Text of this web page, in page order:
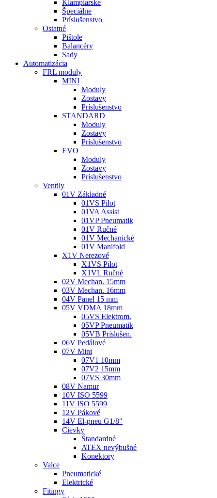
Klampiarske
Špeciálne
Príslušenstvo
Ostatné
Pištole
Balancéry
Sady
Automatizácia
FRL moduly
MINI
Moduly
Zostavy
Príslušenstvo
STANDARD
Moduly
Zostavy
Príslušenstvo
EVO
Moduly
Zostavy
Príslušenstvo
Ventily
01V Základné
01VS Pilot
01VA Assist
01VP Pneumatik
01V Ručné
01V Mechanické
01V Manifold
X1V Nerezové
X1VS Pilot
X1VL Ručné
02V Mechan. 15mm
03V Mechan. 16mm
04V Panel 15 mm
05V VDMA 18mm
05VS Elektrom.
05VP Pneumatik
05VB Príslušen.
06V Pedálové
07V Mini
07V1 10mm
07V2 15mm
07VS 30mm
08V Namur
10V ISO 5599
11V ISO 5599
12V Pákové
14V El-pneu G1/8"
Cievky
Štandardné
ATEX nevýbušné
Konektory
Valce
Pneumatické
Elektrické
Fitingy